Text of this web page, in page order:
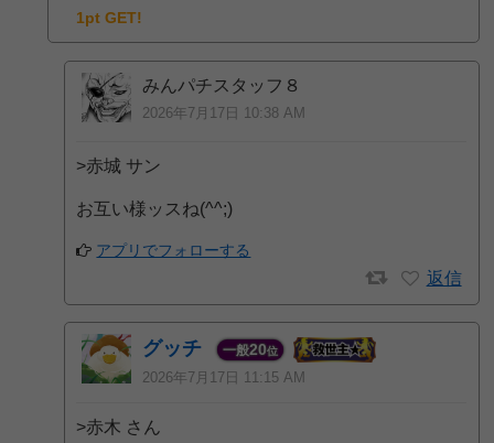
1pt GET!
みんパチスタッフ８
2026年7月17日 10:38 AM
>赤城 サン
お互い様ッスね(^^;)
アプリでフォローする
返信
グッチ 一般20位
2026年7月17日 11:15 AM
>赤木 さん